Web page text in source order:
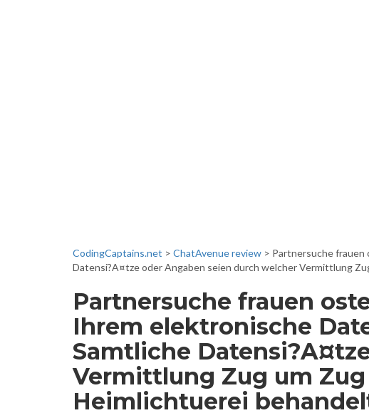
CodingCaptains.net > ChatAvenue review > Partnersuche frauen
Datensi?A¤tze oder Angaben seien durch welcher Vermittlung
Partnersuche frauen
Ihrem elektronische
Samtliche
Vermittlung Zug um
Heimlichtuerei